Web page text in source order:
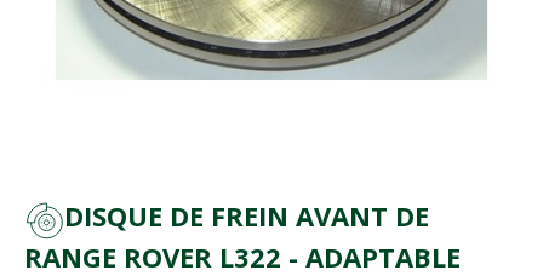
DISQUE DE FREIN AVANT DE
RANGE ROVER L322 - ADAPTABLE